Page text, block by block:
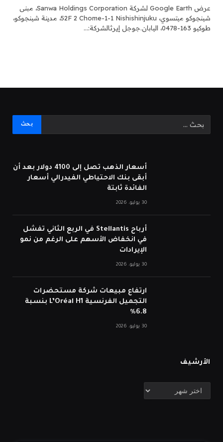
عرض Google Earth لشركة Sanwa Holdings Corporation، مبنى
شينجوكو ميتسوي، 52F 2 Chome-1-1 Nishishinjuku، مدينة شينجوكو،
طوكيو 163-0478، اليابان.جوجل إيرثالشركة:…
أسعار الذهب تصل إلى 4100 دولار بعد أن
أبقى بنك الاحتياطي الفيدرالي أسعار
الفائدة ثابتة
30 يوليو، 2026
أرباح Stellantis في الربع الثاني تفشل
في انخفاض الأسهم على الرغم من نمو
الإيرادات
30 يوليو، 2026
ارتفاع مبيعات شركة مستحضرات
التجميل الفرنسية L’Oréal H1 بنسبة
6.8%
30 يوليو، 2026
الأرشيف
الأرشيف